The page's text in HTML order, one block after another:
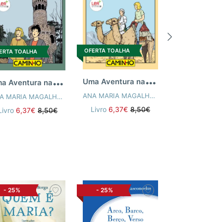
ALÇADA
TOALHA
U
ma Aventura na Quinta dos Enigmas
ANA MARIA MAGALHÃES
ISABEL ALÇADA
6,37€ 8,50€
OFERTA TOALHA
U
ma Aventura nas Arábias
ANA MARIA MAGALHÃES
Livro 6,37€ 8,50€
- 25% - 25%